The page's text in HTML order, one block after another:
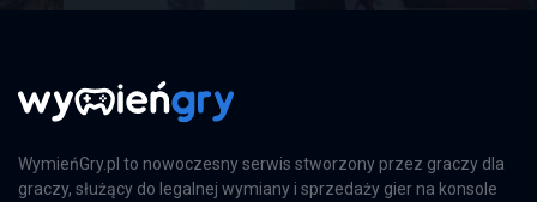
WymieńGry.pl to nowoczesny serwis stworzony przez graczy dla
graczy, służący do legalnej wymiany i sprzedaży gier na konsole